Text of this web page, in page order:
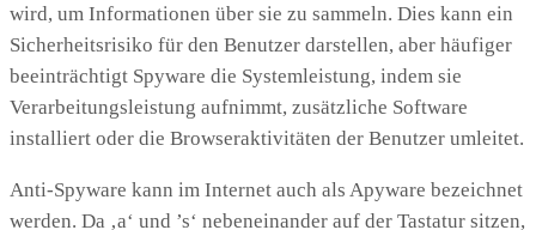
wird, um Informationen über sie zu sammeln. Dies kann ein
Sicherheitsrisiko für den Benutzer darstellen, aber häufiger
beeinträchtigt Spyware die Systemleistung, indem sie
Verarbeitungsleistung aufnimmt, zusätzliche Software
installiert oder die Browseraktivitäten der Benutzer umleitet.
Anti-Spyware kann im Internet auch als Apyware bezeichnet
werden. Da ‚a‘ und ’s‘ nebeneinander auf der Tastatur sitzen,